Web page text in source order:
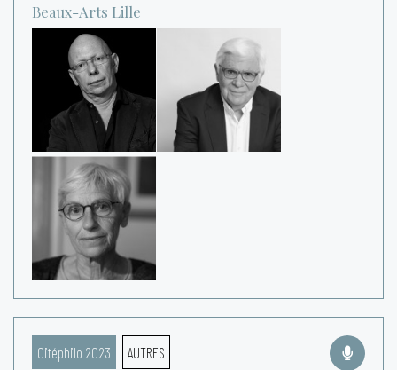
Beaux-Arts Lille
Citéphilo 2023 AUTRES